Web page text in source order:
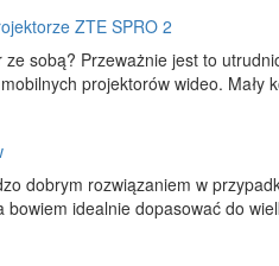
ZTE SPRO 2
sobą? Przeważnie jest to
projektorów wideo.
dobrym rozwiązaniem w
idealnie dopasować do